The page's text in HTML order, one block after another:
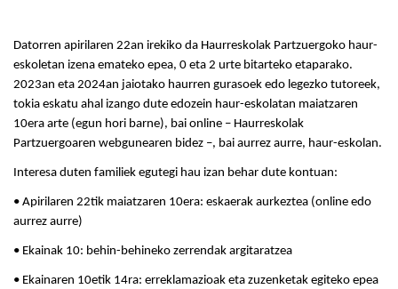
Datorren apirilaren 22an irekiko da Haurreskolak Partzuergoko haur-
eskoletan izena emateko epea, 0 eta 2 urte bitarteko etaparako.
2023an eta 2024an jaiotako haurren gurasoek edo legezko tutoreek,
tokia eskatu ahal izango dute edozein haur-eskolatan maiatzaren
10era arte (egun hori barne), bai online – Haurreskolak
Partzuergoaren webgunearen bidez –, bai aurrez aurre, haur-eskolan.
Interesa duten familiek egutegi hau izan behar dute kontuan:
• Apirilaren 22tik maiatzaren 10era: eskaerak aurkeztea (online edo
aurrez aurre)
• Ekainak 10: behin-behineko zerrendak argitaratzea
• Ekainaren 10etik 14ra: erreklamazioak eta zuzenketak egiteko epea